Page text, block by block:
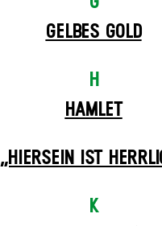
GELBES GOLD
H
HAMLET
„HIERSEIN IST
K